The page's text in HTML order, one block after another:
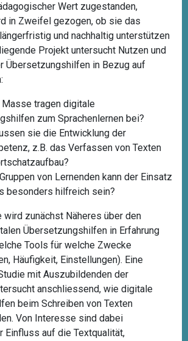
Wert zugestanden,
in Zweifel gezogen, ob sie das
und nachhaltig unterstützen
Projekt untersucht Nutzen und
Übersetzungshilfen in Bezug auf
Masse tragen digitale
zum Sprachenlernen bei?
sie die Entwicklung der
z.B. das Verfassen von Texten
von Lernenden kann der Einsatz
besonders hilfreich sein?
wird zunächst Näheres über den
Übersetzungshilfen in Erfahrung
Tools für welche Zwecke
Häufigkeit, Einstellungen). Eine
mit Auszubildenden der
anschliessend, wie digitale
beim Schreiben von Texten
Von Interesse sind dabei
Einfluss auf die Textqualität,